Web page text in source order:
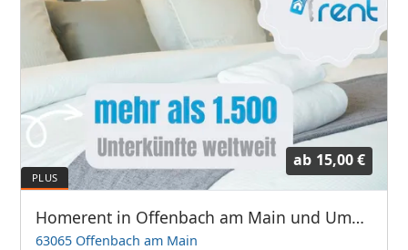
ab 15,00 €
Homerent in Offenbach am Main und Umgebung
63065 Offenbach am Main